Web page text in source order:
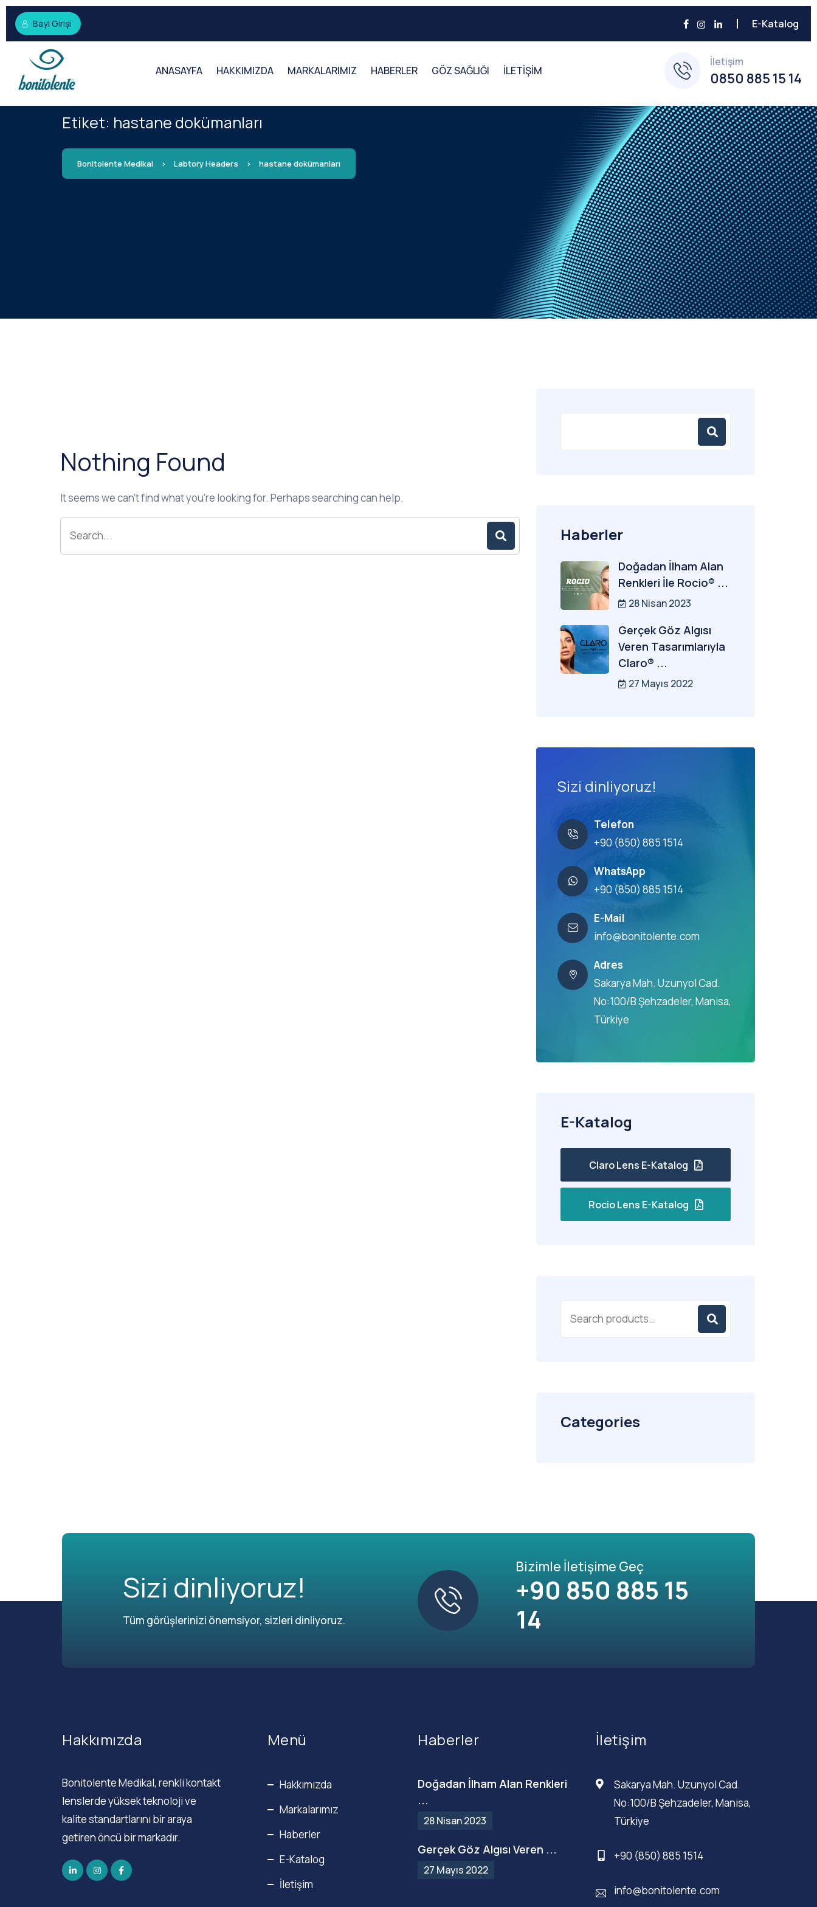
Bayi Girişi E-Katalog
ANASAYFA HAKKIMIZDA MARKALARIMIZ HABERLER GÖZ SAĞLIĞI İLETİŞİM
İletişim
0850 885 15 14
Etiket: hastane dokümanları
Bonitolente Medikal > Labtory Headers > hastane dokümanları
Nothing Found
It seems we can’t find what you’re looking for. Perhaps searching can help.
Haberler
Doğadan İlham Alan
Renkleri İle Rocio® ...
28 Nisan 2023
Gerçek Göz Algısı
Veren Tasarımlarıyla
Claro® ...
27 Mayıs 2022
Sizi dinliyoruz!
Telefon
+90 (850) 885 1514
WhatsApp
+90 (850) 885 1514
E-Mail
info@bonitolente.com
Adres
Sakarya Mah. Uzunyol Cad.
No:100/B Şehzadeler, Manisa,
Türkiye
E-Katalog
Claro Lens E-Katalog
Rocio Lens E-Katalog
Categories
Sizi dinliyoruz!
Tüm görüşlerinizi önemsiyor, sizleri dinliyoruz.
Bizimle İletişime Geç
+90 850 885 15
14
Hakkımızda
Bonitolente Medikal, renkli kontakt
lenslerde yüksek teknoloji ve
kalite standartlarını bir araya
getiren öncü bir markadır.
Menü
Hakkımızda
Markalarımız
Haberler
E-Katalog
İletişim
Haberler
Doğadan İlham Alan Renkleri
...
28 Nisan 2023
Gerçek Göz Algısı Veren ...
27 Mayıs 2022
İletişim
Sakarya Mah. Uzunyol Cad.
No:100/B Şehzadeler, Manisa,
Türkiye
+90 (850) 885 1514
info@bonitolente.com